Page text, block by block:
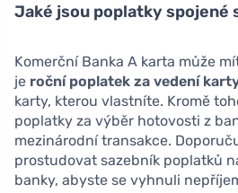
Jaké jsou poplatky spojené
Komerční Banka A karta může
je roční poplatek za vedení
karty, kterou vlastníte. Kromě
poplatky za výběr hotovosti z
mezinárodní transakce.
prostudovat sazebník poplatků
banky, abyste se vyhnuli